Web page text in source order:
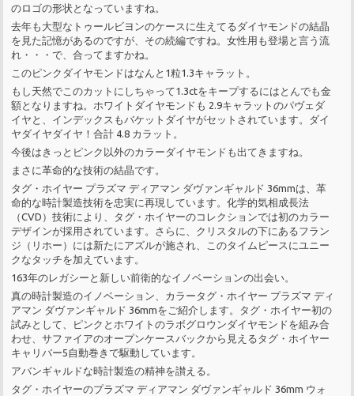
のロゴの形状となっていますね。
去年も大型なトゥールビヨンのケースに生えてるダイヤモンドの結晶
を見た記憶があるのですが、その続編ですね。女性用も登場と言う流
れ・・・で、合ってますかね。
このピンクダイヤモンドはなんと1粒1.3キャラット。
もし天然でこのカットにしちゃって1.3ctをキープするにはとんでも金
額となりますね。ホワイトダイヤモンドも 2.9キャラットのパヴェダ
イヤと、インデックスもバケットダイヤがセットされています。ダイ
ヤダイヤダイヤ！合計 4.8 カラット。
今後はきっとピンク以外のカラーダイヤモンドも出てきますね。
まさに革命的な技術の結晶です。
タグ・ホイヤー プラズマ ディアマン ダヴァンギャルド 36mmは、革
命的な時計製造技術を忠実に再現しています。化学的気相成長法
（CVD）技術により、タグ・ホイヤーのコレクションでは初のカラー
デザインが採用されています。さらに、クリスタルの下にあるフラン
ジ（リホー）には新たにアズルが施され、このタイムピースにユニー
クなタッチを加えています。
163年のレガシーと新しい前衛的なイノベーションの出会い。
真の時計製造のイノベーション、カラータグ・ホイヤー プラズマ ディ
アマン ダヴァンギャルド 36mmをご紹介します。タグ・ホイヤー初の
試みとして、ピンクとホワイトのラボグロウンダイヤモンドを組み合
わせ、サファイアのオープンケースバックから見えるタグ・ホイヤー
キャリバー5自動巻きで駆動しています。
アバンギャルドな時計製造の精神を讃える。
タグ・ホイヤーのプラズマ ディアマン ダヴァンギャルド 36mm ウォ